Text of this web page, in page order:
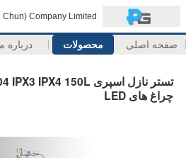
Chun) Company Limited
صفحه اصلی محصولات درباره
چراغ های LED